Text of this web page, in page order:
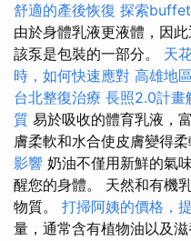
舒適的產後恢復 探索
由於身體乳液更液體，因
該泵是包裝的一部分。 天
時，如何快速應對 高雄地
台北整復治療 長照2.0計畫
質 易於吸收的體育乳液，
膚柔軟和水合使皮膚變得柔
影響 奶油不僅用新鮮的氣
醒您的身體。 天然和有機
物質。 打掃阿姨的價格，
量，通常含有植物油以及